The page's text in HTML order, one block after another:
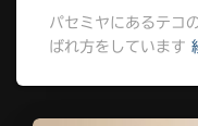
パセミヤにあるテコ
ばれ方をしています